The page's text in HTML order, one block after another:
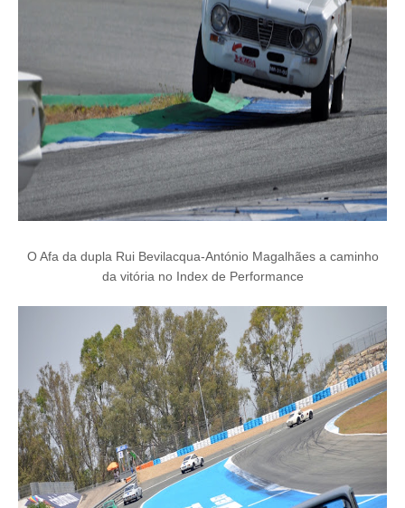
O Afa da dupla Rui Bevilacqua-António Magalhães a caminho
da vitória no Index de Performance